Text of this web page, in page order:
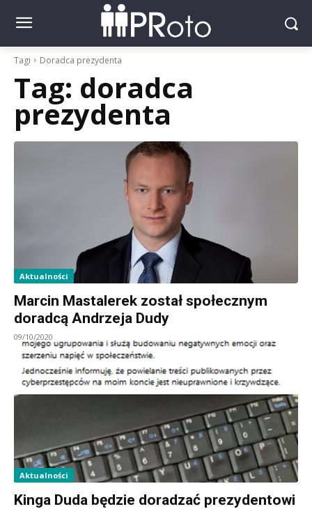
Tagi Doradca prezydenta
Tag: doradca
prezydenta
Aktualności
Marcin Mastalerek został społecznym
doradcą Andrzeja Dudy
09/10/2020
Aktualności
Kinga Duda będzie doradzać prezydentowi